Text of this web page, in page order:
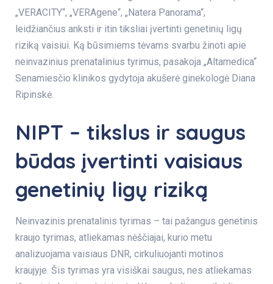
„VERACITY“, „VERAgene“, „Natera Panorama“,
leidžiančius anksti ir itin tiksliai įvertinti genetinių ligų
riziką vaisiui. Ką būsimiems tėvams svarbu žinoti apie
neinvazinius prenatalinius tyrimus, pasakoja „Altamedica“
Senamiesčio klinikos gydytoja akušerė ginekologė Diana
Ripinskė.
NIPT – tikslus ir saugus
būdas įvertinti vaisiaus
genetinių ligų riziką
Neinvazinis prenatalinis tyrimas – tai pažangus genetinis
kraujo tyrimas, atliekamas nėščiajai, kurio metu
analizuojama vaisiaus DNR, cirkuliuojanti motinos
kraujyje. Šis tyrimas yra visiškai saugus, nes atliekamas